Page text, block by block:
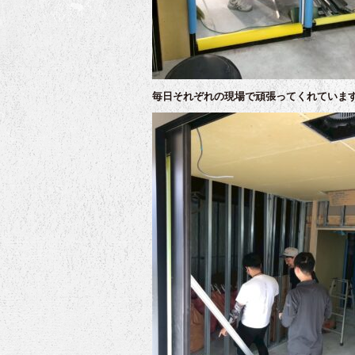
毎日それぞれの現場で頑張ってくれていま